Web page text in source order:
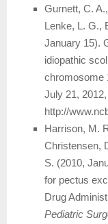
Gurnett, C.
Lenke, L. G.,
January 15).
idiopathic
chromosome
July 21,
http://
Harrison, M.
Christensen,
S. (2010,
for pectus
Drug
Pediatric